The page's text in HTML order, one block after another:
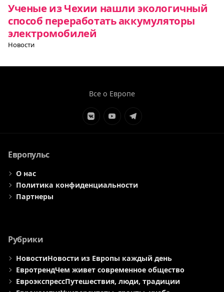
Ученые из Чехии нашли экологичный
способ переработать аккумуляторы
электромобилей
Новости
Все о Европе
ЭлементЭлементЭлемент
Европульс
О нас
Политика конфиденциальности
Партнеры
Рубрики
НовостиНовости из Европы каждый день
ЕвротрендЧем живет современное общество
ЕвроэкспрессПутешествия, люди, традиции